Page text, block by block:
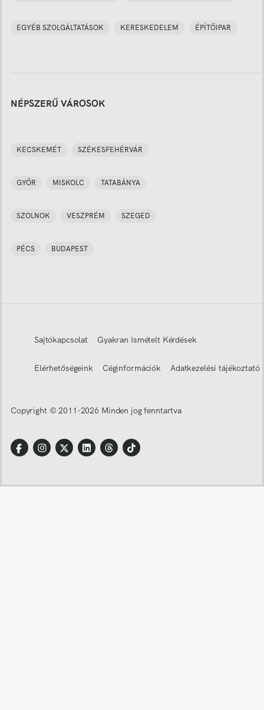
EGYÉB SZOLGÁLTATÁSOK KERESKEDELEM ÉPÍTŐIPAR
NÉPSZERŰ VÁROSOK
KECSKEMÉT SZÉKESFEHÉRVÁR
GYŐR MISKOLC TATABÁNYA
SZOLNOK VESZPRÉM SZEGED
PÉCS BUDAPEST
Sajtókapcsolat Gyakran Ismételt Kérdések
Elérhetőségeink Céginformációk Adatkezelési tájékoztató
Copyright © 2011-2026 Minden jog fenntartva